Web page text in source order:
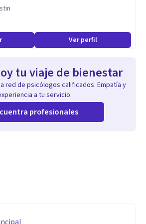
Ver perfil
tu viaje de bienestar
red de psicólogos calificados. Empatía y
a tu servicio.
profesionales